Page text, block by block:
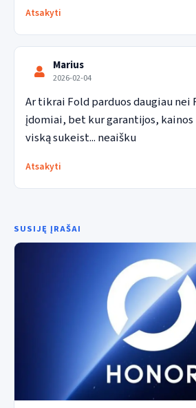
Atsakyti
Marius
2026-02-04
Ar tikrai Fold parduos daugiau nei
įdomiai, bet kur garantijos,
viską sukeist... neaišku
Atsakyti
SUSIJĘ ĮRAŠAI